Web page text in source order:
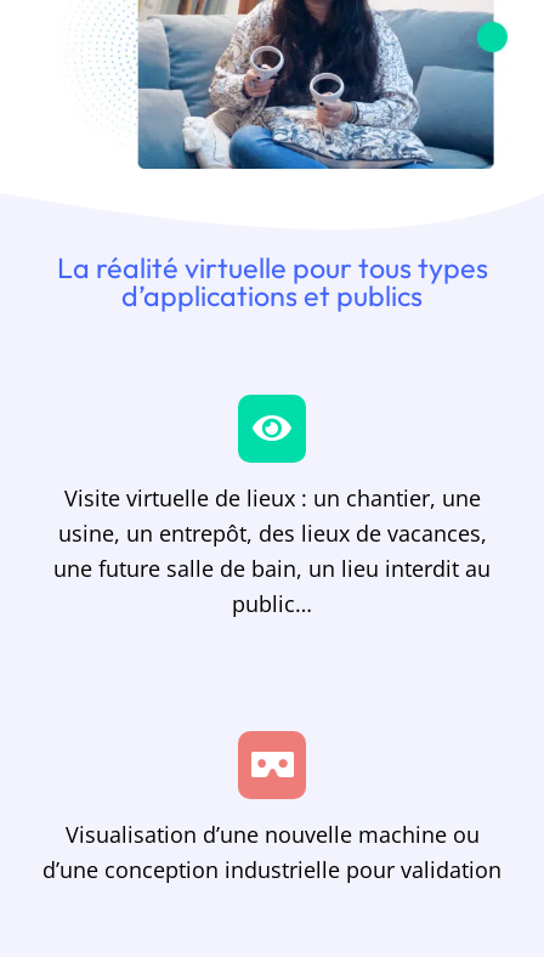
La réalité virtuelle pour tous types
d’applications et publics
Visite virtuelle de lieux : un chantier, une
usine, un entrepôt, des lieux de vacances,
une future salle de bain, un lieu interdit au
public…
Visualisation d’une nouvelle machine ou
d’une conception industrielle pour validation